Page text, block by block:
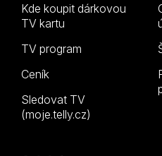
Kde koupit dárkovou
TV kartu
TV program
Ceník
Sledovat TV
(moje.telly.cz)